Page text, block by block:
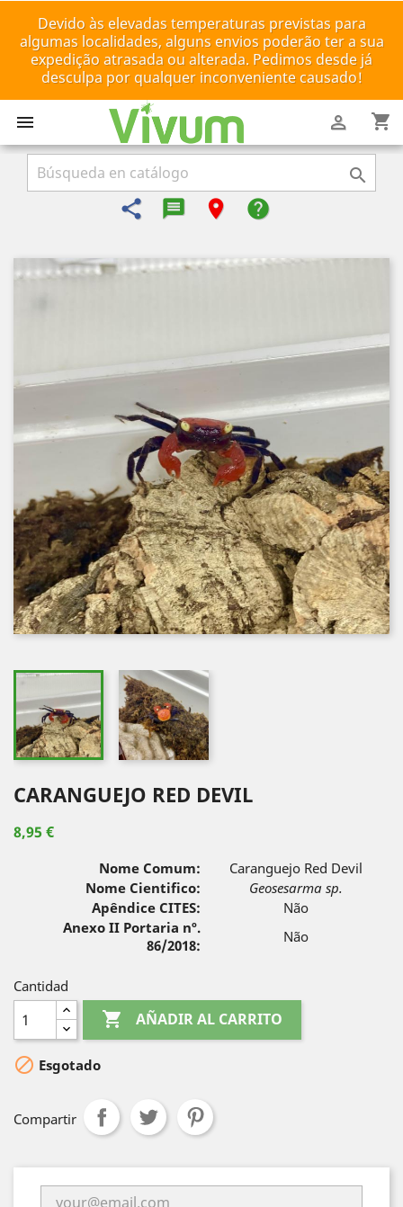
Devido às elevadas temperaturas previstas para
algumas localidades, alguns envios poderão ter a sua
expedição atrasada ou alterada. Pedimos desde já
desculpa por qualquer inconveniente causado!
 shopping_cart


share message-reply-text
room help
CARANGUEJO RED DEVIL
8,95 €
Nome Comum:
Caranguejo Red Devil
Nome Cientifico:
Geosesarma sp.
Apêndice CITES:
Não
Anexo II Portaria nº.
86/2018:
Não
Cantidad
 AÑADIR AL CARRITO
 Esgotado
Compartir